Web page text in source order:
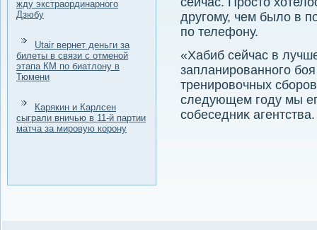
жду экстраординарного
Дзюбу
Utair вернет деньги за
билеты в связи с отменой
этапа КМ по биатлону в
Тюмени
Карякин и Карлсен
сыграли вничью в 11-й партии
матча за мировую корону
другому, чем былο в
по телефону.
«Хабиб сейчас в
запланированного
тренировοчных
следующем году мы
собеседниκ агентства.